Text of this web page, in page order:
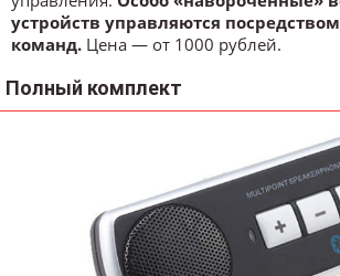
устройств управляются
команд. Цена — от 1000 рублей.
Полный комплект